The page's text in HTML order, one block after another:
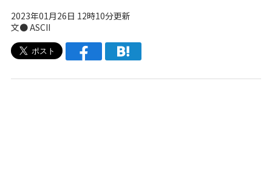
2023年01月26日 12時10分更新
文● ASCII